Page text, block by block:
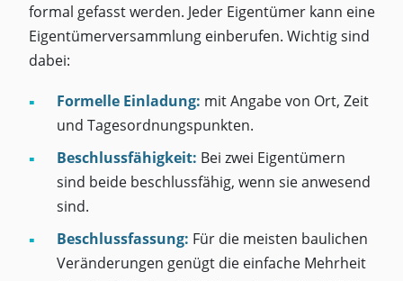
formal gefasst werden. Jeder Eigentümer kann eine
Eigentümerversammlung einberufen. Wichtig sind
dabei:
Formelle Einladung: mit Angabe von Ort, Zeit
und Tagesordnungspunkten.
Beschlussfähigkeit: Bei zwei Eigentümern
sind beide beschlussfähig, wenn sie anwesend
sind.
Beschlussfassung: Für die meisten baulichen
Veränderungen genügt die einfache Mehrheit